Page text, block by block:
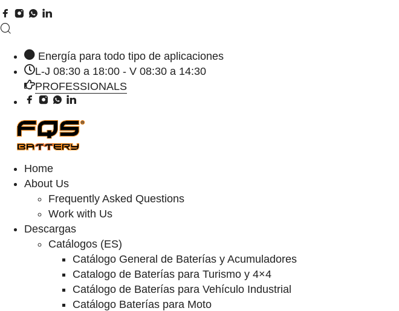
Energía para todo tipo de aplicaciones
L-J 08:30 a 18:00 - V 08:30 a 14:30
PROFESSIONALS
Home
About Us
Frequently Asked Questions
Work with Us
Descargas
Catálogos (ES)
Catálogo General de Baterías y Acumuladores
Catalogo de Baterías para Turismo y 4×4
Catálogo de Baterías para Vehículo Industrial
Catálogo Baterías para Moto